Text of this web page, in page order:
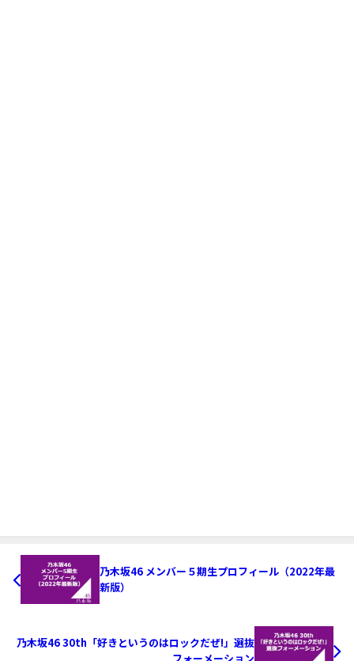
乃木坂46 メンバー５期生プロフィール（2022年最
新版）
乃木坂46 30th「好きというのはロックだぜ!」選抜